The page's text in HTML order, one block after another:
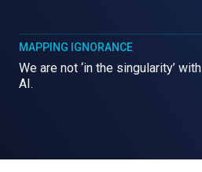
MAPPING IGNORANCE
We are not ‘in the singularity’ with
AI.